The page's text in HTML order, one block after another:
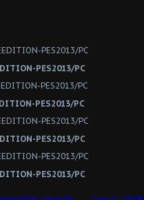
PES2013/PC
PES2013/PC
PES2013/PC
PES2013/PC